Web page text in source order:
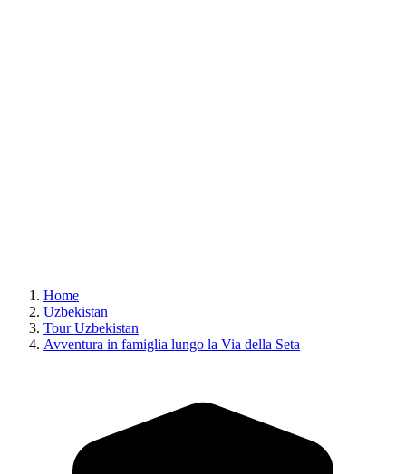
Home
Uzbekistan
Tour Uzbekistan
Avventura in famiglia lungo la Via della Seta